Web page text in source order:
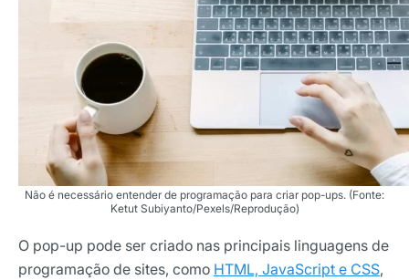
Não é necessário entender de programação para criar pop-ups. (Fonte:
Ketut Subiyanto/Pexels/Reprodução)
O pop-up pode ser criado nas principais linguagens de
programação de sites, como HTML, JavaScript e CSS,